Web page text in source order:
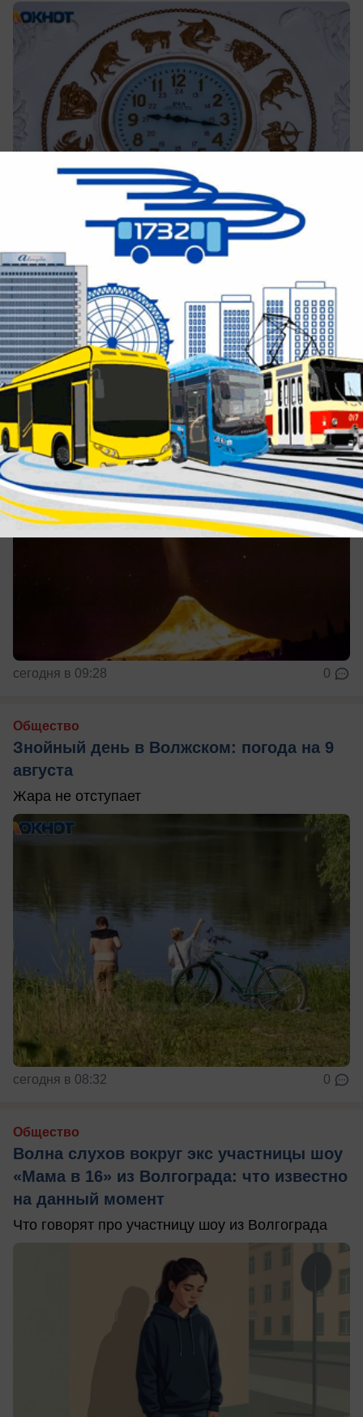
сегодня в 09:33
Общество
Гороскоп на 10 августа: кому в любви
повезёт, а кому стоит умерить аппетиты
Для всех знаков зодиака
сегодня в 09:28 0
Общество
Знойный день в Волжском: погода на 9
августа
Жара не отступает
сегодня в 08:32 0
Общество
Волна слухов вокруг экс участницы шоу
«Мама в 16» из Волгограда: что известно
на данный момент
Что говорят про участницу шоу из Волгограда